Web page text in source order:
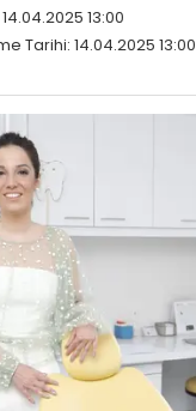
13:00
Tarihi: 14.04.2025 13:00